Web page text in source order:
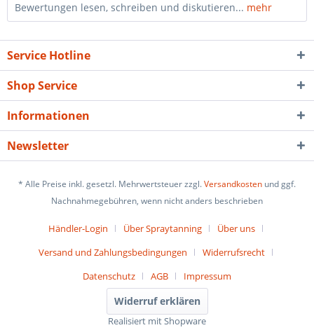
Bewertungen lesen, schreiben und diskutieren... mehr
Service Hotline
Shop Service
Informationen
Newsletter
* Alle Preise inkl. gesetzl. Mehrwertsteuer zzgl.Versandkosten und ggf.
Nachnahmegebühren, wenn nicht anders beschrieben
Händler-Login Über Spraytanning
Über uns
Versand und Zahlungsbedingungen
Widerrufsrecht
Datenschutz
AGB Impressum
Widerruf erklären
Realisiert mit Shopware